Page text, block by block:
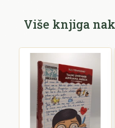
E-mail se ne prikazuje javno.
Ocjena *
Više knjiga